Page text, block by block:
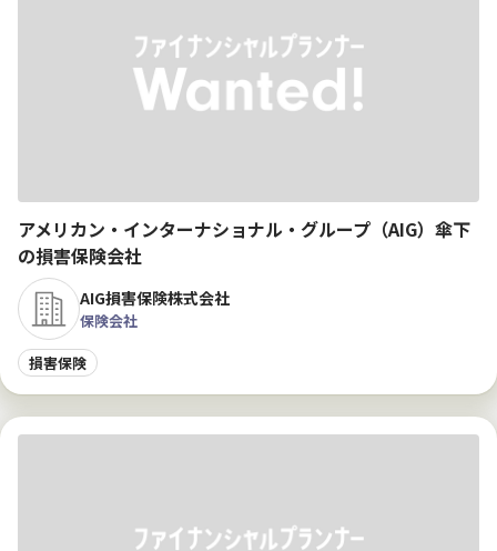
アメリカン・インターナショナル・グループ（AIG）傘下
の損害保険会社
AIG損害保険株式会社
保険会社
損害保険